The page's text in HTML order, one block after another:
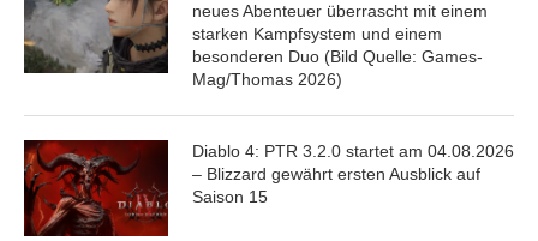
neues Abenteuer überrascht mit einem
starken Kampfsystem und einem
besonderen Duo (Bild Quelle: Games-
Mag/Thomas 2026)
Diablo 4: PTR 3.2.0 startet am 04.08.2026
– Blizzard gewährt ersten Ausblick auf
Saison 15